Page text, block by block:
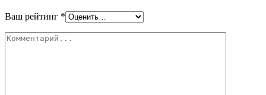
Ваш рейтинг *